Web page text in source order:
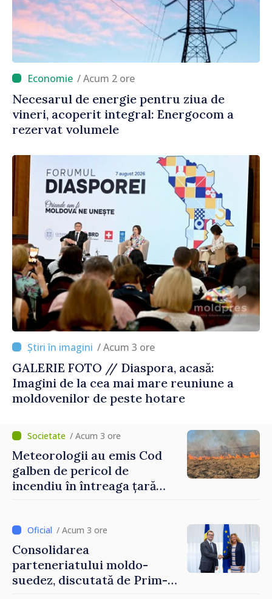
/ Acum 2 ore
Necesarul de energie pentru ziua de
vineri, acoperit integral: Energocom a
rezervat volumele
/ Acum 3 ore
GALERIE FOTO // Diaspora, acasă:
Imagini de la cea mai mare reuniune a
moldovenilor de peste hotare
/ Acum 3 ore
Meteorologii au emis Cod
galben de pericol de
incendiu în întreaga țară
/ Acum 3 ore
Consolidarea
parteneriatului moldo-
suedez, discutată de Prim-